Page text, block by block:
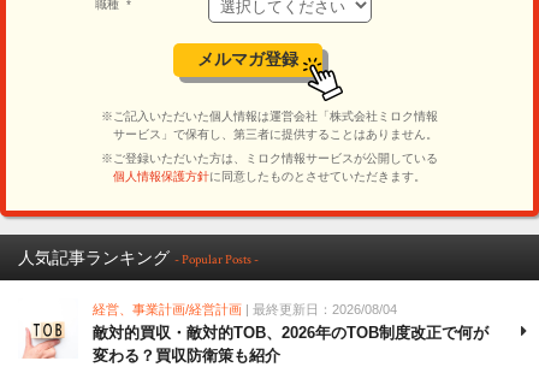
人気記事ランキング - Popular Posts -
経営、事業計画/経営計画 | 最終更新日：2026/08/04
敵対的買収・敵対的TOB、2026年のTOB制度改正で何が
変わる？買収防衛策も紹介